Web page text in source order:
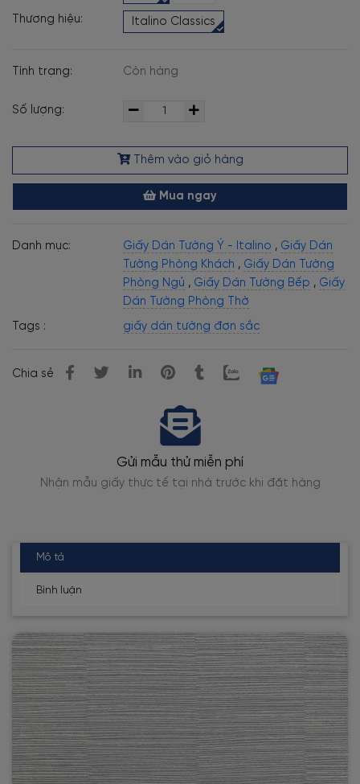
Thương hiệu: Italino Classics
Tình trạng: Còn hàng
Số lượng:
Thêm vào giỏ hàng
Mua ngay
Danh mục: Giấy Dán Tường Ý - Italino , Giấy Dán
Tường Phòng Khách , Giấy Dán Tường
Phòng Ngủ , Giấy Dán Tường Bếp , Giấy
Dán Tường Phòng Thờ
Tags :
giấy dán tường đơn sắc
Chia sẻ
Gửi mẫu thử miễn phí
Nhận mẫu giấy thực tế tại nhà trước khi đặt hàng
Mô tả
Bình luận